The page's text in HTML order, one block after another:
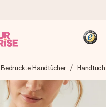
vor und schicken es
zum richtigen Zeitpunkt
meisten zählt.
Bedruckte Handtücher Handtuch